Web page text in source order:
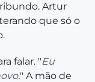
Artur
que só o
falar. "Eu
" A mão de